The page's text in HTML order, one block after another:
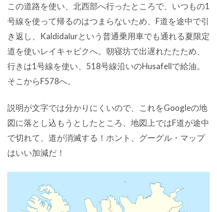
この道路を使い、北西部へ行ったところで、いつもの1
号線を使って帰るのはつまらないため、F道を途中で引
き返し、Kaldidalurという普通乗用車でも通れる夏限定
道を使いレイキャビクへ。朝寝坊で出遅れたたため、
行きは1号線を使い、518号線沿いのHusafellで給油。
そこからF578へ。
説明が文字では分かりにくいので、これをGoogleの地
図に落とし込もうとしたところ、地図上ではF道が途中
で切れて、道が消滅する！ホント、グーグル・マップ
はいい加減だ！